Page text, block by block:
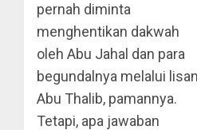
pernah diminta
menghentikan dakwah
oleh Abu Jahal dan para
begundalnya melalui lisan
Abu Thalib, pamannya.
Tetapi, apa jawaban